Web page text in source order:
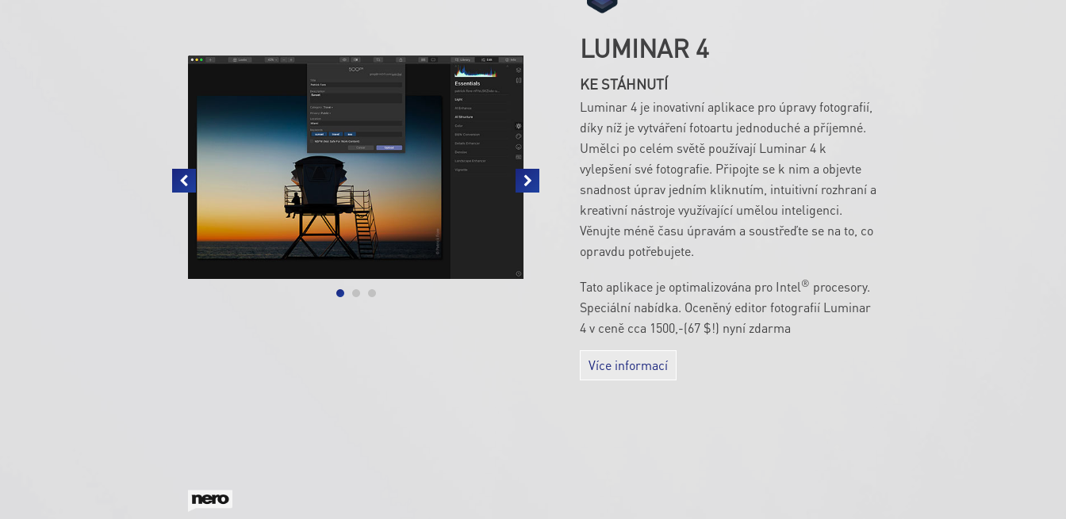
LUMINAR 4
KE STÁHNUTÍ
Luminar 4 je inovativní aplikace pro úpravy fotografií,
díky níž je vytváření fotoartu jednoduché a příjemné.
Umělci po celém světě používají Luminar 4 k
vylepšení své fotografie. Připojte se k nim a objevte
snadnost úprav jedním kliknutím, intuitivní rozhraní a
kreativní nástroje využívající umělou inteligenci.
Věnujte méně času úpravám a soustřeďte se na to, co
opravdu potřebujete.
Tato aplikace je optimalizována pro Intel® procesory.
Speciální nabídka. Oceněný editor fotografií Luminar
4 v ceně cca 1500,-(67 $!) nyní zdarma
Více informací